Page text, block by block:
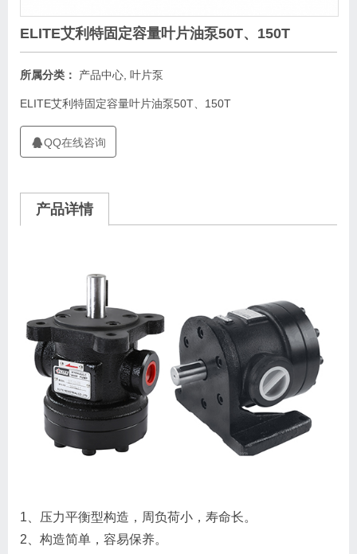
ELITE艾利特固定容量叶片油泵50T、150T
所属分类： 产品中心 叶片泵
ELITE艾利特固定容量叶片油泵50T、150T
QQ在线咨询
产品详情
1、压力平衡型构造，周负荷小，寿命长。
2、构造简单，容易保养。